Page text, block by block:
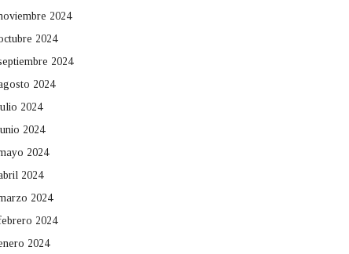
2024
2024
2024
2024
2024
2024
2024
2024
2024
2024
2024